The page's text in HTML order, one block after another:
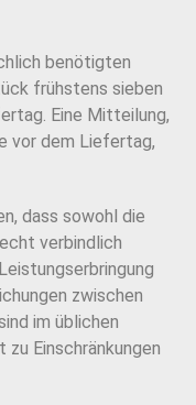
benötigten
frühstens sieben
Eine Mitteilung,
vor dem Liefertag,
dass sowohl die
verbindlich
zwischen
im üblichen
zu Einschränkungen